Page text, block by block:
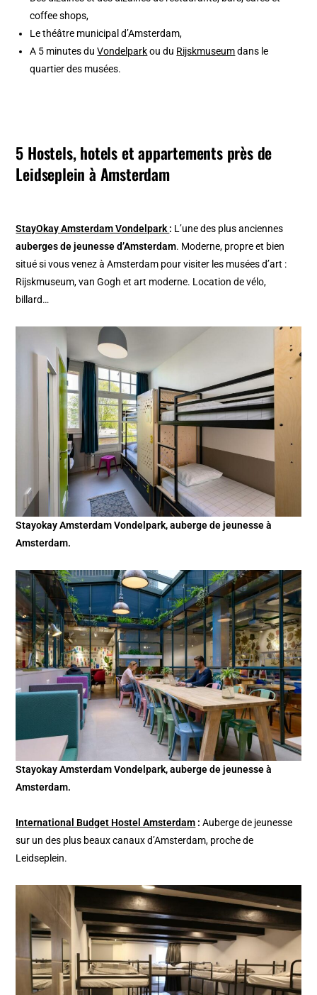
coffee shops,
Le théâtre municipal d’Amsterdam,
A 5 minutes duVondelparkou du Rijskmuseumdans le
quartier des musées.
5 Hostels, hotels et appartements près de
Leidseplein à Amsterdam
StayOkay Amsterdam Vondelpark : L’une des plus anciennes
auberges de jeunesse d’Amsterdam. Moderne, propre et bien
situé si vous venez à Amsterdam pour visiter les musées d’art :
Rijskmuseum, van Gogh et art moderne. Location de vélo,
billard…
Stayokay Amsterdam Vondelpark, auberge de jeunesse à
Amsterdam.
Stayokay Amsterdam Vondelpark, auberge de jeunesse à
Amsterdam.
International Budget Hostel Amsterdam : Auberge de jeunesse
sur un des plus beaux canaux d’Amsterdam, proche de
Leidseplein.